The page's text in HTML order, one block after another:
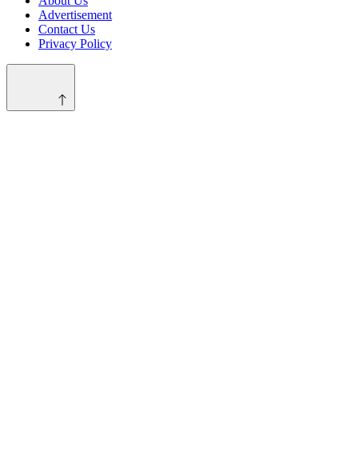
Advertisement
Contact Us
Privacy Policy